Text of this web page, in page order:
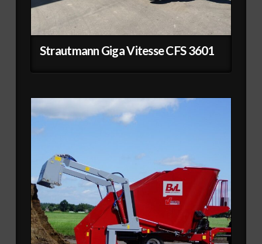
Strautmann Giga Vitesse CFS 3601